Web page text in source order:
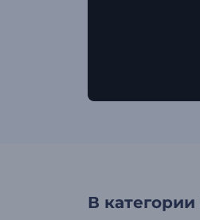
В категории